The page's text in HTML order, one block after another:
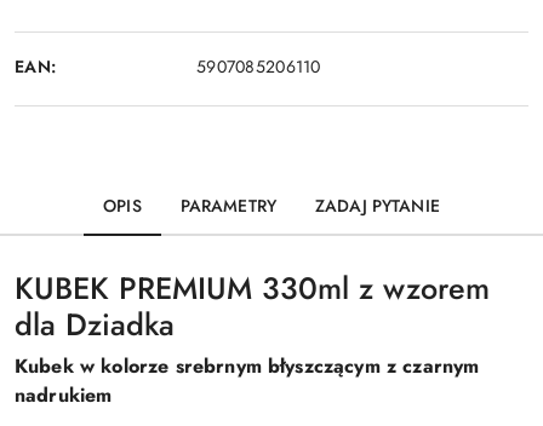
EAN: 5907085206110
OPIS PARAMETRY ZADAJ PYTANIE
KUBEK PREMIUM 330ml z wzorem
dla Dziadka
Kubek w kolorze srebrnym błyszczącym z czarnym
nadrukiem